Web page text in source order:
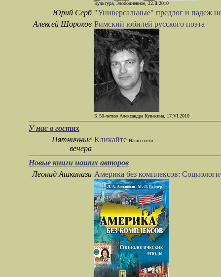
Культура, Злободневное, 22.II.2010
Юрий Серб "Универсальные" предлог и падеж
Алексей Шорохов Римский юбилей русского поэта
К 50-летию Александра Кувакина, 17.VI.2010
У нас в гостях
Пятничные
вечера
Кликайте Наши гости
Новые книги наших авторов
Леонид Ашкинази Америка без комплексов: